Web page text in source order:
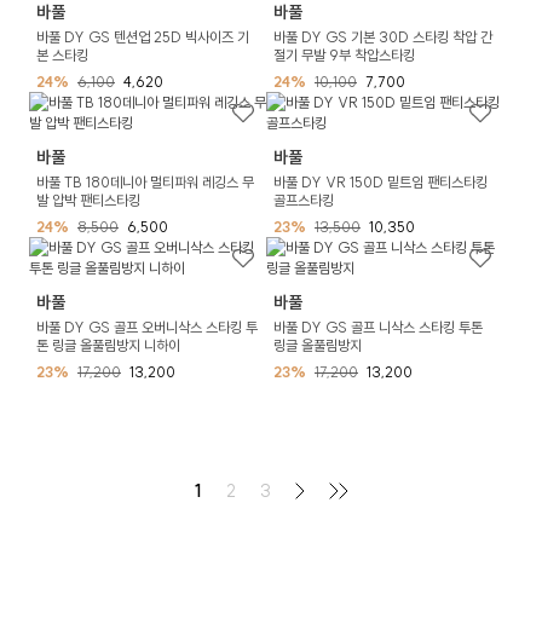
바풀
바풀 DY GS 텐션업 25D 빅사이즈 기
본 스타킹
24% 6,100 4,620
바풀
바풀 DY GS 기본 30D 스타킹 착압 간
절기 무발 9부 착압스타킹
24% 10,100 7,700
바풀
바풀 TB 180데니아 멀티파워 레깅스 무
발 압박 팬티스타킹
24% 8,500 6,500
바풀
바풀 DY VR 150D 밑트임 팬티스타킹
골프스타킹
23% 13,500 10,350
바풀
바풀 DY GS 골프 오버니삭스 스타킹 투
톤 링글 올풀림방지 니하이
23% 17,200 13,200
바풀
바풀 DY GS 골프 니삭스 스타킹 투톤
링글 올풀림방지
23% 17,200 13,200
1 2 3